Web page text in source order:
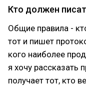
Кто должен
Общие правила -
тот и пишет
кого наиболее
я хочу рассказать
получает тот, кто